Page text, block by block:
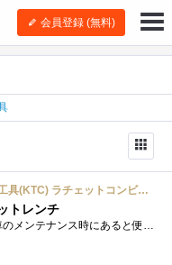
会員登録 (無料)
ラチェットコンビネーションレンチ 10mm MSR1A10
トレンチ
バッテリー交換など車のメンテナンス時にあると便利なラチェットレンチ。 レーダー探知機やドライブレコーダーなどヒューズボックスから電源...